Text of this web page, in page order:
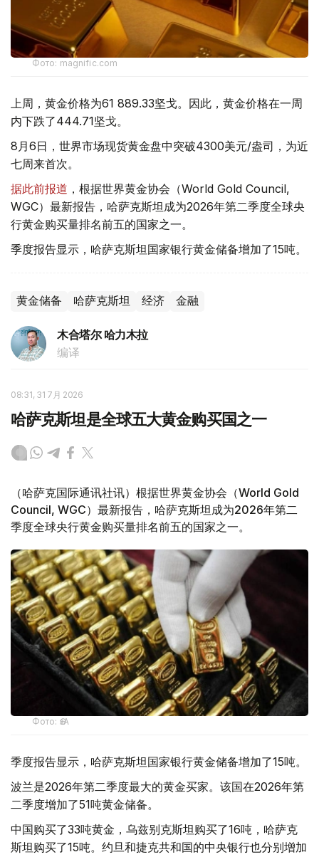
Фото: magnific.com
上周，黄金价格为61 889.33坚戈。因此，黄金价格在一周
内下跌了444.71坚戈。
8月6日，世界市场现货黄金盘中突破4300美元/盎司，为近
七周来首次。
据此前报道 ，根据世界黄金协会（World Gold Council,
WGC）最新报告，哈萨克斯坦成为2026年第二季度全球央
行黄金购买量排名前五的国家之一。
季度报告显示，哈萨克斯坦国家银行黄金储备增加了15吨。
黄金储备 哈萨克斯坦 经济 金融
木合塔尔 哈力木拉
编译
08:31, 31 7月 2026
哈萨克斯坦是全球五大黄金购买国之一
（哈萨克国际通讯社讯）根据世界黄金协会（World Gold
Council, WGC）最新报告，哈萨克斯坦成为2026年第二
季度全球央行黄金购买量排名前五的国家之一。
Фото: ӨзА
季度报告显示，哈萨克斯坦国家银行黄金储备增加了15吨。
波兰是2026年第二季度最大的黄金买家。该国在2026年第
二季度增加了51吨黄金储备。
中国购买了33吨黄金，乌兹别克斯坦购买了16吨，哈萨克
斯坦购买了15吨。约旦和捷克共和国的中央银行也分别增加